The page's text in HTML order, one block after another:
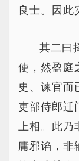
良士。因此
其二曰
使，然盈庭
史、谏官而
吏部侍郎迁
上相。此乃
庸邪谄，非